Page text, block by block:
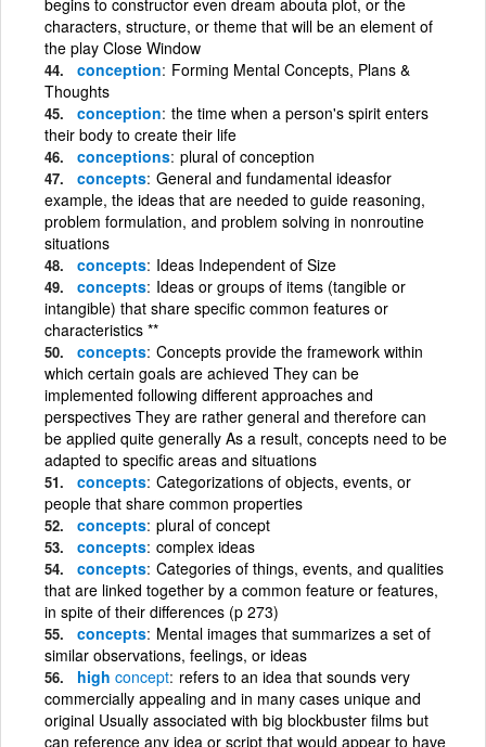
characters, structure, or theme that will be an element of
the play Close Window
conception Forming Mental Concepts, Plans &
Thoughts
conception the time when a person's spirit enters
their body to create their life
conceptions plural of conception
concepts General and fundamental ideasfor
example, the ideas that are needed to guide reasoning,
problem formulation, and problem solving in nonroutine
situations
concepts Ideas Independent of Size
concepts Ideas or groups of items (tangible or
intangible) that share specific common features or
characteristics **
concepts Concepts provide the framework within
which certain goals are achieved They can be
implemented following different approaches and
perspectives They are rather general and therefore can
be applied quite generally As a result, concepts need to be
adapted to specific areas and situations
concepts Categorizations of objects, events, or
people that share common properties
concepts plural of concept
concepts complex ideas
concepts Categories of things, events, and qualities
that are linked together by a common feature or features,
in spite of their differences (p 273)
concepts Mental images that summarizes a set of
similar observations, feelings, or ideas
high concept refers to an idea that sounds very
commercially appealing and in many cases unique and
original Usually associated with big blockbuster films but
can reference any idea or script that would appear to have